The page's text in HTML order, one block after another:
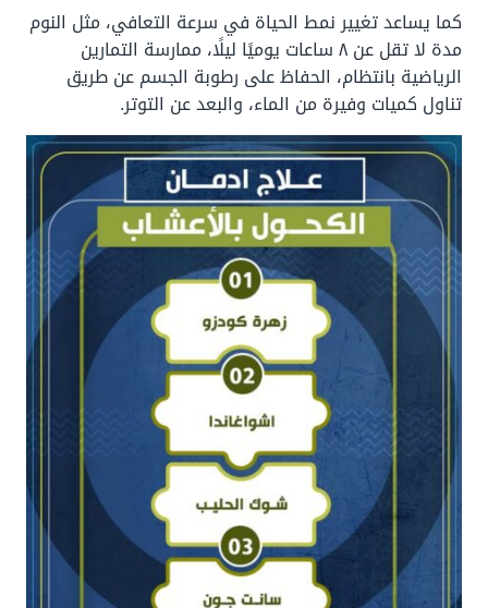
كما يساعد تغيير نمط الحياة في سرعة التعافي، مثل النوم
مدة لا تقل عن ٨ ساعات يوميًا ليلًا، ممارسة التمارين
الرياضية بانتظام، الحفاظ على رطوبة الجسم عن طريق
تناول كميات وفيرة من الماء، والبعد عن التوتر.